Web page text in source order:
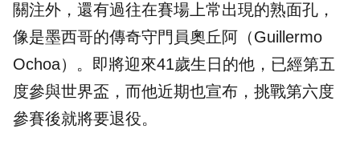
關注外，還有過往在賽場上常出現的熟面孔，
像是墨西哥的傳奇守門員奧丘阿 （Guillermo
Ochoa）。即將迎來41歲生日的他，已經第五
度參與世界盃，而他近期也宣布，挑戰第六度
參賽後就將要退役。